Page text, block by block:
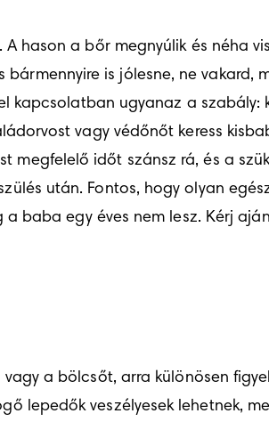
hason a bőr megnyúlik és néha
is jólesne, ne vakard,
kapcsolatban ugyanaz a
vagy védőnőt keress
megfelelő időt szánsz rá, és a
után. Fontos, hogy olyan
baba egy éves nem lesz. Kérj
a bölcsőt, arra különösen
lepedők veszélyesek lehetnek,